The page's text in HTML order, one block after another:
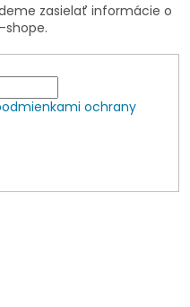
zasielať informácie o
ochrany